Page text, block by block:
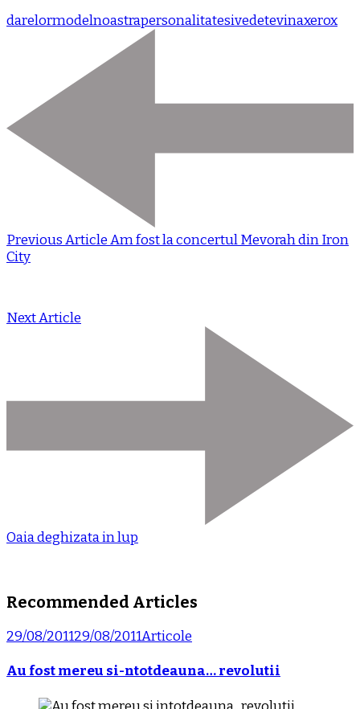
darelormodelnoastrapersonalitatesivedetevinaxerox
Previous ArticleAm fost la concertul Mevorah din Iron
City
Next Article
Oaia deghizata in lup
Recommended Articles
29/08/201129/08/2011Articole
Au fost mereu si-ntotdeauna… revolutii